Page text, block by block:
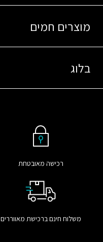
מוצרים חמים
בלוג
רכישה מאובטחת
משלוח חינם ברכישת מאווררים